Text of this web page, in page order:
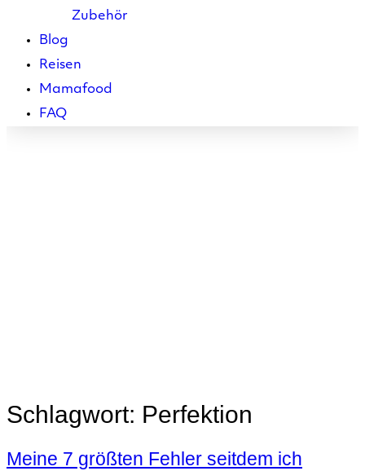
Zubehör
Blog
Reisen
Mamafood
FAQ
Schlagwort: Perfektion
Meine 7 größten Fehler seitdem ich